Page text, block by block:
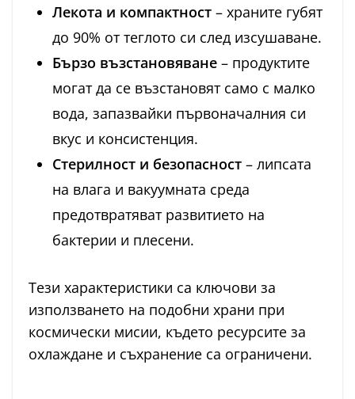
Лекота и компактност – храните губят
до 90% от теглото си след изсушаване.
Бързо възстановяване – продуктите
могат да се възстановят само с малко
вода, запазвайки първоначалния си
вкус и консистенция.
Стерилност и безопасност – липсата
на влага и вакуумната среда
предотвратяват развитието на
бактерии и плесени.
Тези характеристики са ключови за
използването на подобни храни при
космически мисии, където ресурсите за
охлаждане и съхранение са ограничени.